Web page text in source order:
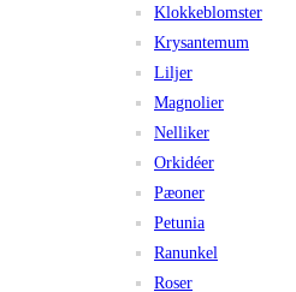
Klokkeblomster
Krysantemum
Liljer
Magnolier
Nelliker
Orkidéer
Pæoner
Petunia
Ranunkel
Roser